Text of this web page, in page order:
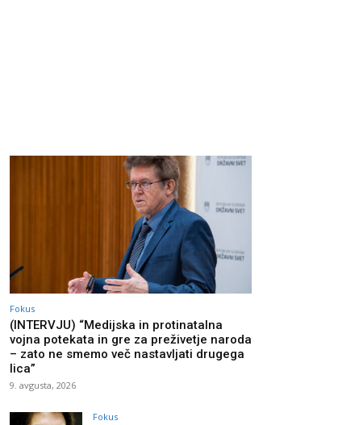
Fokus
(INTERVJU) “Medijska in protinatalna
vojna potekata in gre za preživetje naroda
– zato ne smemo več nastavljati drugega
lica”
9. avgusta, 2026
Fokus